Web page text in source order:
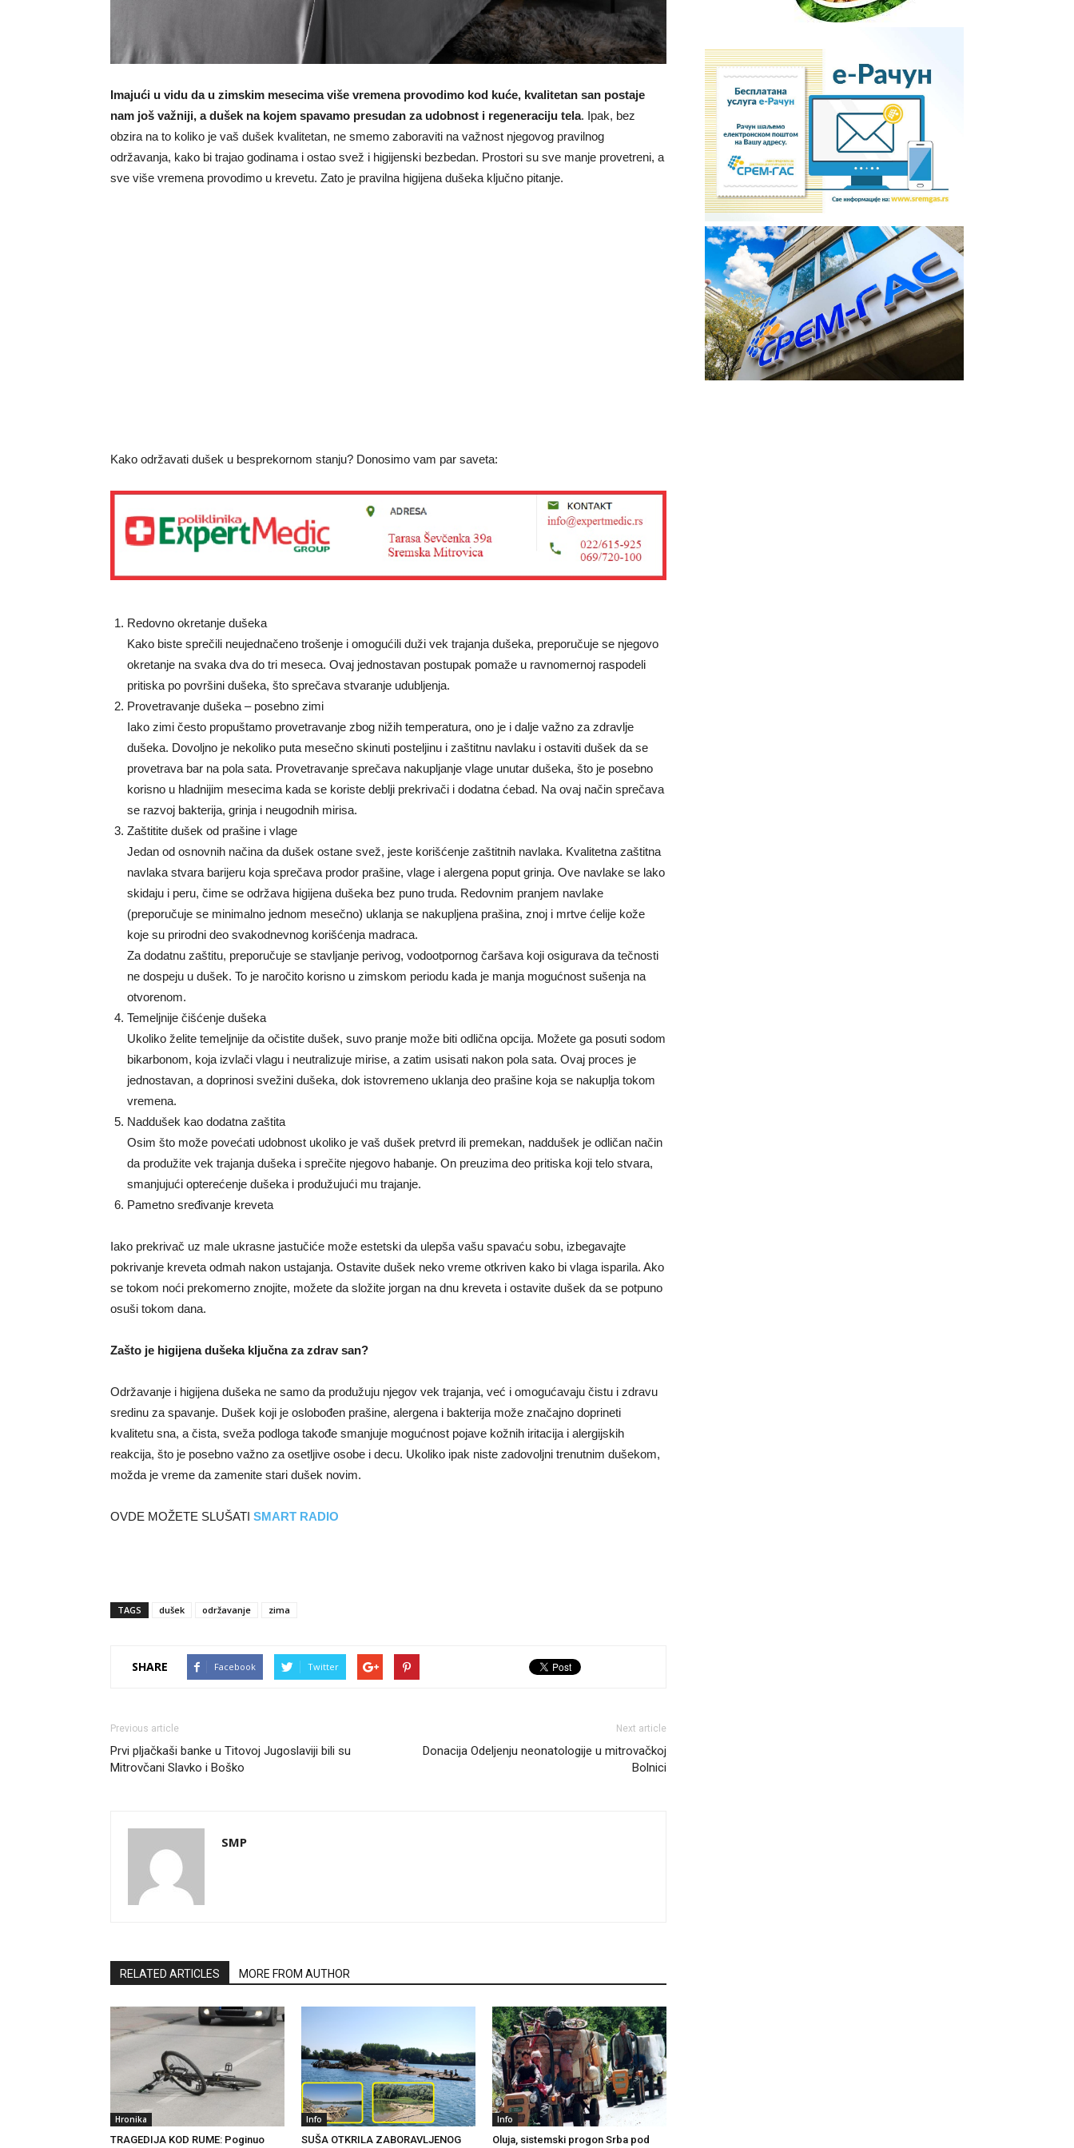
Imajući u vidu da u zimskim mesecima više vremena provodimo kod kuće, kvalitetan san postaje
nam još važniji, a dušek na kojem spavamo presudan za udobnost i regeneraciju tela. Ipak, bez
obzira na to koliko je vaš dušek kvalitetan, ne smemo zaboraviti na važnost njegovog pravilnog
održavanja, kako bi trajao godinama i ostao svež i higijenski bezbedan. Prostori su sve manje provetreni, a
sve više vremena provodimo u krevetu. Zato je pravilna higijena dušeka ključno pitanje.
Kako održavati dušek u besprekornom stanju? Donosimo vam par saveta:
Redovno okretanje dušeka
Kako biste sprečili neujednačeno trošenje i omogućili duži vek trajanja dušeka, preporučuje se njegovo
okretanje na svaka dva do tri meseca. Ovaj jednostavan postupak pomaže u ravnomernoj raspodeli
pritiska po površini dušeka, što sprečava stvaranje udubljenja.
Provetravanje dušeka – posebno zimi
Iako zimi često propuštamo provetravanje zbog nižih temperatura, ono je i dalje važno za zdravlje
dušeka. Dovoljno je nekoliko puta mesečno skinuti posteljinu i zaštitnu navlaku i ostaviti dušek da se
provetrava bar na pola sata. Provetravanje sprečava nakupljanje vlage unutar dušeka, što je posebno
korisno u hladnijim mesecima kada se koriste deblji prekrivači i dodatna ćebad. Na ovaj način sprečava
se razvoj bakterija, grinja i neugodnih mirisa.
Zaštitite dušek od prašine i vlage
Jedan od osnovnih načina da dušek ostane svež, jeste korišćenje zaštitnih navlaka. Kvalitetna zaštitna
navlaka stvara barijeru koja sprečava prodor prašine, vlage i alergena poput grinja. Ove navlake se lako
skidaju i peru, čime se održava higijena dušeka bez puno truda. Redovnim pranjem navlake
(preporučuje se minimalno jednom mesečno) uklanja se nakupljena prašina, znoj i mrtve ćelije kože
koje su prirodni deo svakodnevnog korišćenja madraca.
Za dodatnu zaštitu, preporučuje se stavljanje perivog, vodootpornog čaršava koji osigurava da tečnosti
ne dospeju u dušek. To je naročito korisno u zimskom periodu kada je manja mogućnost sušenja na
otvorenom.
Temeljnije čišćenje dušeka
Ukoliko želite temeljnije da očistite dušek, suvo pranje može biti odlična opcija. Možete ga posuti sodom
bikarbonom, koja izvlači vlagu i neutralizuje mirise, a zatim usisati nakon pola sata. Ovaj proces je
jednostavan, a doprinosi svežini dušeka, dok istovremeno uklanja deo prašine koja se nakuplja tokom
vremena.
Naddušek kao dodatna zaštita
Osim što može povećati udobnost ukoliko je vaš dušek pretvrd ili premekan, naddušek je odličan način
da produžite vek trajanja dušeka i sprečite njegovo habanje. On preuzima deo pritiska koji telo stvara,
smanjujući opterećenje dušeka i produžujući mu trajanje.
Pametno sređivanje kreveta
Iako prekrivač uz male ukrasne jastučiće može estetski da ulepša vašu spavaću sobu, izbegavajte
pokrivanje kreveta odmah nakon ustajanja. Ostavite dušek neko vreme otkriven kako bi vlaga isparila. Ako
se tokom noći prekomerno znojite, možete da složite jorgan na dnu kreveta i ostavite dušek da se potpuno
osuši tokom dana.
Zašto je higijena dušeka ključna za zdrav san?
Održavanje i higijena dušeka ne samo da produžuju njegov vek trajanja, već i omogućavaju čistu i zdravu
sredinu za spavanje. Dušek koji je oslobođen prašine, alergena i bakterija može značajno doprineti
kvalitetu sna, a čista, sveža podloga takođe smanjuje mogućnost pojave kožnih iritacija i alergijskih
reakcija, što je posebno važno za osetljive osobe i decu. Ukoliko ipak niste zadovoljni trenutnim dušekom,
možda je vreme da zamenite stari dušek novim.
OVDE MOŽETE SLUŠATI SMART RADIO
TAGS dušek održavanje zima
SHARE Facebook Twitter
Previous article
Prvi pljačkaši banke u Titovoj Jugoslaviji bili su
Mitrovčani Slavko i Boško
Next article
Donacija Odeljenju neonatologije u mitrovačkoj
Bolnici
SMP
RELATED ARTICLES MORE FROM AUTHOR
Hronika
TRAGEDIJA KOD RUME: Poginuo
Info
SUŠA OTKRILA ZABORAVLJENOG
Info
Oluja, sistemski progon Srba pod